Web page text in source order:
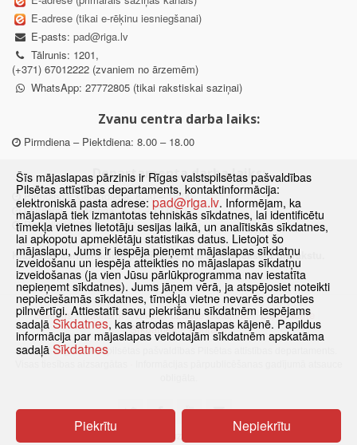
E-adrese (tikai e-rēķinu iesniegšanai)
E-pasts: pad@riga.lv
Tālrunis: 1201,
(+371) 67012222 (zvaniem no ārzemēm)
WhatsApp: 27772805 (tikai rakstiskai saziņai)
Zvanu centra darba laiks:
Pirmdiena – Piektdiena: 8.00 – 18.00
Departamenta darba laiks:
Pirmdiena, Ceturtdiena: 8.30 – 18.00
Otrdiena, Trešdiena: 8.30 – 17.00
Piektdiena: 8.30 – 15.00
Klātienes konsultācijas pieejamas tikai ar iepriekšēju pierakstu.
Sākums Jaunumi Biežāk uzdotie jautājumi
Lapas karte
Sīkdatnes
Kontakti
© 2021 Rīgas valstspilsētas pašvaldības Pilsētas attīstības departaments.
Pārslēgties uz www versiju
Šīs mājaslapas pārzinis ir Rīgas valstspilsētas pašvaldības
Pilsētas attīstības departaments, kontaktinformācija:
elektroniskā pasta adrese: pad@riga.lv. Informējam, ka
mājaslapā tiek izmantotas tehniskās sīkdatnes, lai identificētu
tīmekļa vietnes lietotāju sesijas laikā, un analītiskās sīkdatnes,
lai apkopotu apmeklētāju statistikas datus. Lietojot šo
mājaslapu, Jums ir iespēja pieņemt mājaslapas sīkdatņu
izveidošanu un iespēja atteikties no mājaslapas sīkdatņu
izveidošanas (ja vien Jūsu pārlūkprogramma nav iestatīta
nepieņemt sīkdatnes). Jums jāņem vērā, ja atspējosiet noteikti
nepieciešamās sīkdatnes, tīmekļa vietne nevarēs darboties
pilnvērtīgi. Attiestatīt savu piekrišanu sīkdatnēm iespējams
sadaļā Sīkdatnes, kas atrodas mājaslapas kājenē. Papildus
informācija par mājaslapas veidotajām sīkdatnēm apskatāma
sadaļā Sīkdatnes
Piekrītu Nepiekrītu